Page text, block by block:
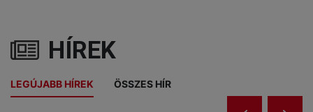
HÍREK
LEGÚJABB HÍREK ÖSSZES HÍR